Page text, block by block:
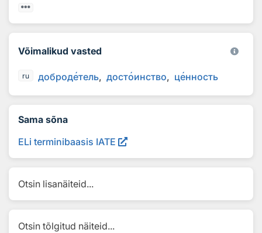
Võimalikud vasted
ru добродетель достоинство ценность
Sama sõna
ELi terminibaasis IATE
Otsin lisanäiteid...
Otsin tõlgitud näiteid...